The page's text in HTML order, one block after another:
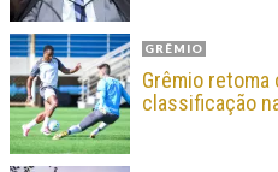
GRÊMIO
Grêmio
classificação